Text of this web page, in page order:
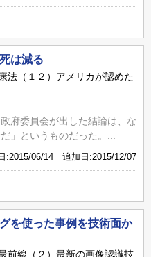
は減る
法（１２）アメリカが認めた
府委員会が出した結論は、な
」というものだった。...
:2015/06/14 追加日:2015/12/07
を使った事例を技術面か
前線（２）最新の画像認識技